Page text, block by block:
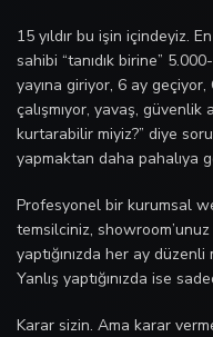
15 yıldır bu işin içindeyiz.
sahibi “tanıdık birine”
yayına giriyor, 6 ay
çalışmıyor, yavaş, güvenlik
kurtarabilir miyiz?” diye
yapmaktan daha pahalıya
Profesyonel bir kurumsal
temsilciniz,
yaptığınızda her ay
Yanlış yaptığınızda ise
Karar sizin. Ama karar